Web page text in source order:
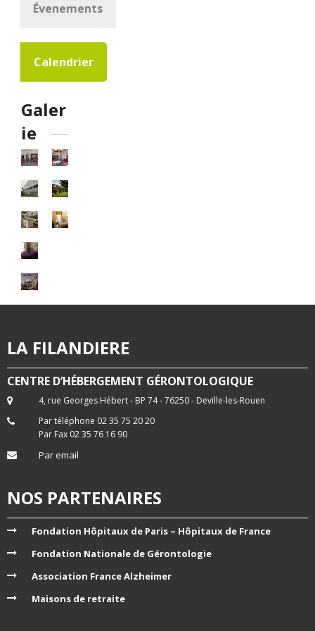
Évenements
Calendrier
Galer
ie
LA FILANDIERE
CENTRE D’HÉBERGEMENT GÉRONTOLOGIQUE
4, rue Georges Hébert - BP 74 - 76250 - Deville-les-Rouen
Par téléphone 02 35 75 20 20
Par Fax 02 35 76 16 90
Par email
NOS PARTENAIRES
Fondation Hôpitaux de Paris – Hôpitaux de France
Fondation Nationale de Gérontologie
Association France Alzheimer
Maisons de retraite